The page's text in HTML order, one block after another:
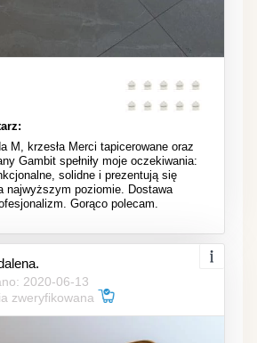
M, krzesła Merci tapicerowane oraz
Gambit spełniły moje oczekiwania:
solidne i prezentują się
najwyższym poziomie. Dostawa
Gorąco polecam.
2020-06-13
zweryfikowana